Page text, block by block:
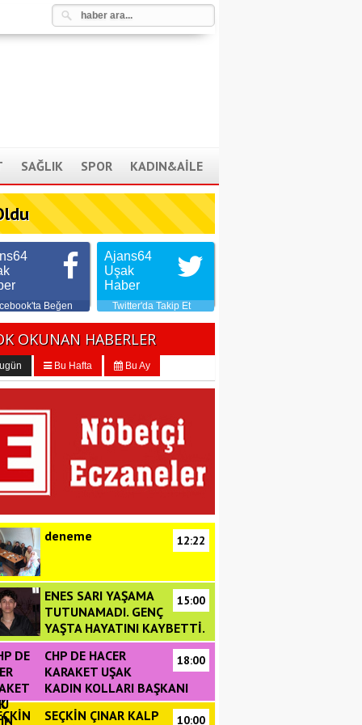
SAĞLIK SPOR KADIN&AİLE
Beğen
Ajans64
Uşak
Haber
Twitter'da Takip Et
OKUNAN HABERLER
Bu Hafta Bu Ay
12:22
deneme
15:00
ENES SARI YAŞAMA
TUTUNAMADI. GENÇ
YAŞTA HAYATINI KAYBETTİ.
18:00
CHP DE HACER
KARAKET UŞAK
KADIN KOLLARI BAŞKANI
10:00
SEÇKİN ÇINAR KALP